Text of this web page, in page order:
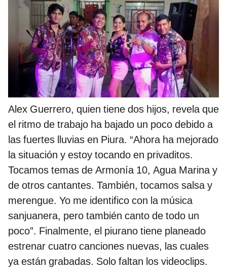
Alex Guerrero, quien tiene dos hijos, revela que
el ritmo de trabajo ha bajado un poco debido a
las fuertes lluvias en Piura. “Ahora ha mejorado
la situación y estoy tocando en privaditos.
Tocamos temas de Armonía 10, Agua Marina y
de otros cantantes. También, tocamos salsa y
merengue. Yo me identifico con la música
sanjuanera, pero también canto de todo un
poco”. Finalmente, el piurano tiene planeado
estrenar cuatro canciones nuevas, las cuales
ya están grabadas. Solo faltan los videoclips.